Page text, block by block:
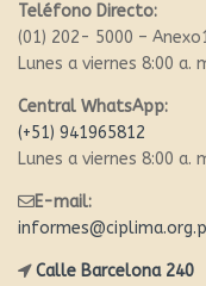
Teléfono Directo:
(01) 202- 5000 –
Lunes a viernes 8:00 a.
Central WhatsApp:
(+51) 941965812
Lunes a viernes 8:00 a.
E-mail:
Calle Barcelona 240